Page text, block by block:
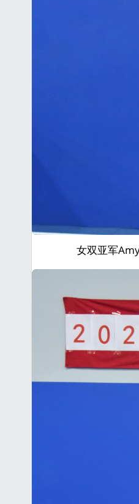
女双亚军